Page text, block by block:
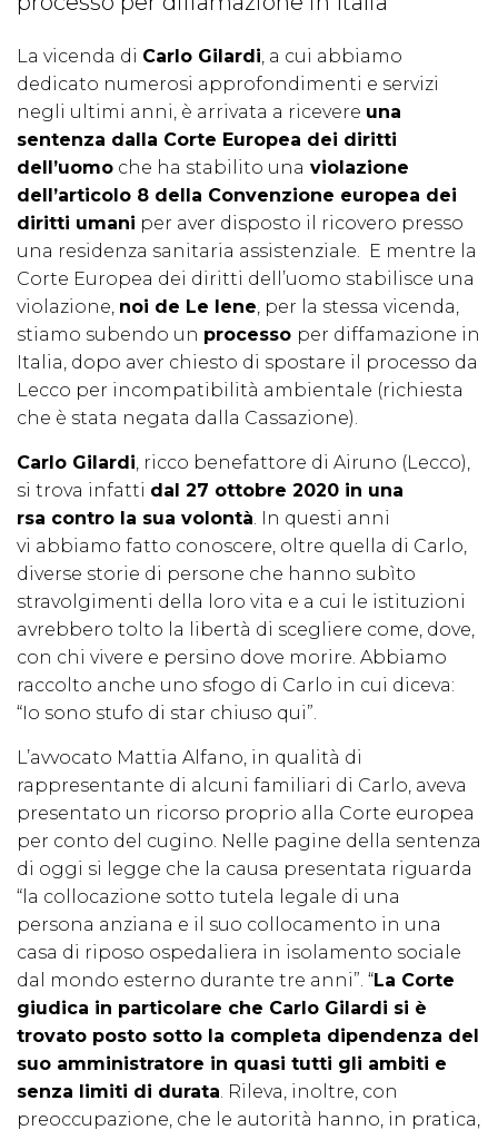
La vicenda di Carlo Gilardi, a cui abbiamo
dedicato numerosi approfondimenti e servizi
negli ultimi anni, è arrivata a ricevere una
sentenza dalla Corte Europea dei diritti
dell’uomo che ha stabilito una violazione
dell’articolo 8 della Convenzione europea dei
diritti umani per aver disposto il ricovero presso
una residenza sanitaria assistenziale. E mentre la
Corte Europea dei diritti dell’uomo stabilisce una
violazione, noi de Le Iene, per la stessa vicenda,
stiamo subendo un processo per diffamazione in
Italia, dopo aver chiesto di spostare il processo da
Lecco per incompatibilità ambientale (richiesta
che è stata negata dalla Cassazione).
Carlo Gilardi, ricco benefattore di Airuno (Lecco),
si trova infatti dal 27 ottobre 2020 in una
rsa contro la sua volontà. In questi anni
vi abbiamo fatto conoscere, oltre quella di Carlo,
diverse storie di persone che hanno subìto
stravolgimenti della loro vita e a cui le istituzioni
avrebbero tolto la libertà di scegliere come, dove,
con chi vivere e persino dove morire. Abbiamo
raccolto anche uno sfogo di Carlo in cui diceva:
“Io sono stufo di star chiuso qui”.
L’avvocato Mattia Alfano, in qualità di
rappresentante di alcuni familiari di Carlo, aveva
presentato un ricorso proprio alla Corte europea
per conto del cugino. Nelle pagine della sentenza
di oggi si legge che la causa presentata riguarda
“la collocazione sotto tutela legale di una
persona anziana e il suo collocamento in una
casa di riposo ospedaliera in isolamento sociale
dal mondo esterno durante tre anni”. “La Corte
giudica in particolare che Carlo Gilardi si è
trovato posto sotto la completa dipendenza del
suo amministratore in quasi tutti gli ambiti e
senza limiti di durata. Rileva, inoltre, con
preoccupazione, che le autorità hanno, in pratica,